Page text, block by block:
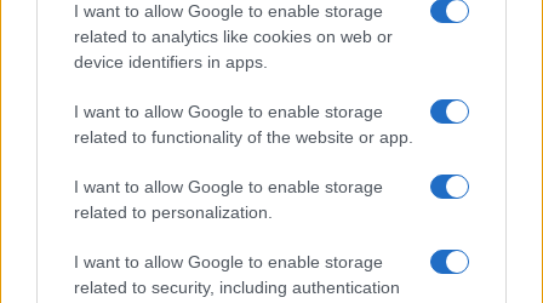
I want to allow Google to enable storage
related to analytics like cookies on web or
device identifiers in apps.
I want to allow Google to enable storage
related to functionality of the website or app.
I want to allow Google to enable storage
related to personalization.
I want to allow Google to enable storage
related to security, including authentication